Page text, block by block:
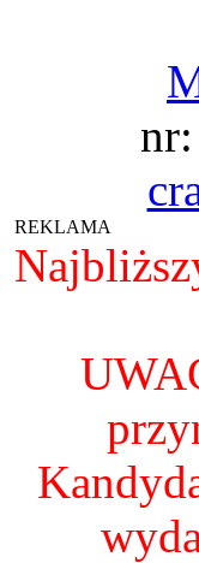
REKLAMA